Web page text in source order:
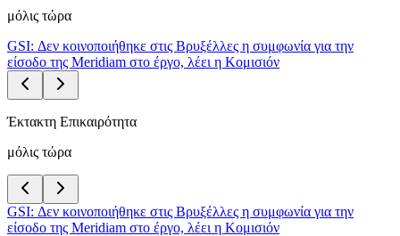
μόλις τώρα
GSI: Δεν κοινοποιήθηκε στις Βρυξέλλες η συμφωνία για την
είσοδο της Meridiam στο έργο, λέει η Κομισιόν
Έκτακτη Επικαιρότητα
μόλις τώρα
GSI: Δεν κοινοποιήθηκε στις Βρυξέλλες η συμφωνία για την
είσοδο της Meridiam στο έργο, λέει η Κομισιόν